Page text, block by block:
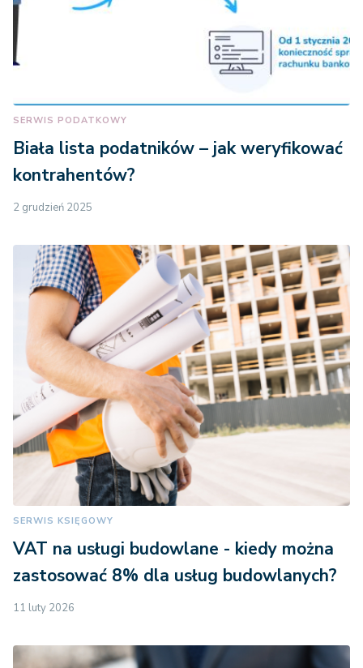
SERWIS PODATKOWY
Biała lista podatników – jak weryfikować
kontrahentów?
2 grudzień 2025
SERWIS KSIĘGOWY
VAT na usługi budowlane - kiedy można
zastosować 8% dla usług budowlanych?
11 luty 2026